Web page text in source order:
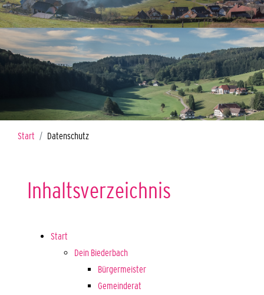
Start Datenschutz
Inhaltsverzeichnis
Start
Dein Biederbach
Bürgermeister
Gemeinderat